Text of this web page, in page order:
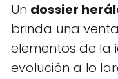
Un dossier
brinda una
elementos de la
evolución a lo